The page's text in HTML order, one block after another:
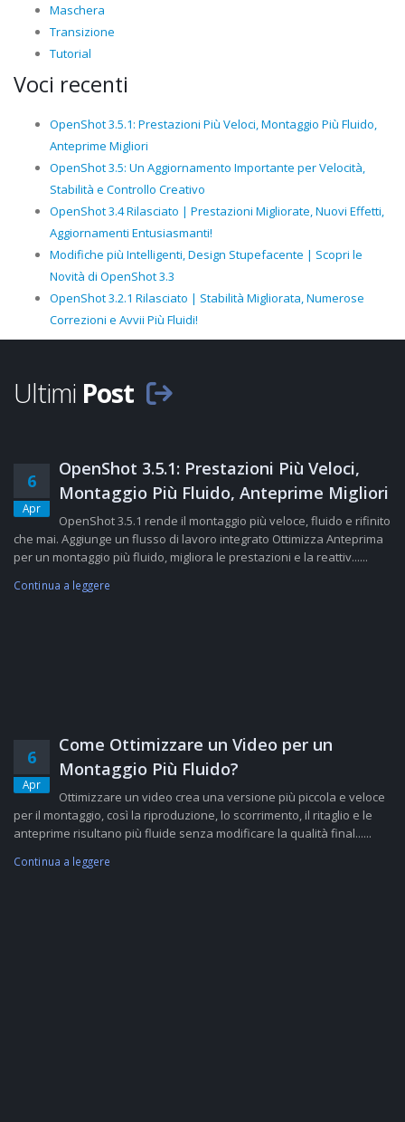
Maschera
Transizione
Tutorial
Voci recenti
OpenShot 3.5.1: Prestazioni Più Veloci, Montaggio Più Fluido,
Anteprime Migliori
OpenShot 3.5: Un Aggiornamento Importante per Velocità,
Stabilità e Controllo Creativo
OpenShot 3.4 Rilasciato | Prestazioni Migliorate, Nuovi Effetti,
Aggiornamenti Entusiasmanti!
Modifiche più Intelligenti, Design Stupefacente | Scopri le
Novità di OpenShot 3.3
OpenShot 3.2.1 Rilasciato | Stabilità Migliorata, Numerose
Correzioni e Avvii Più Fluidi!
Ultimi Post
6
Apr
OpenShot 3.5.1: Prestazioni Più Veloci,
Montaggio Più Fluido, Anteprime Migliori
OpenShot 3.5.1 rende il montaggio più veloce, fluido e rifinito
che mai. Aggiunge un flusso di lavoro integrato Ottimizza Anteprima
per un montaggio più fluido, migliora le prestazioni e la reattiv......
Continua a leggere
6
Apr
Come Ottimizzare un Video per un
Montaggio Più Fluido?
Ottimizzare un video crea una versione più piccola e veloce
per il montaggio, così la riproduzione, lo scorrimento, il ritaglio e le
anteprime risultano più fluide senza modificare la qualità final......
Continua a leggere